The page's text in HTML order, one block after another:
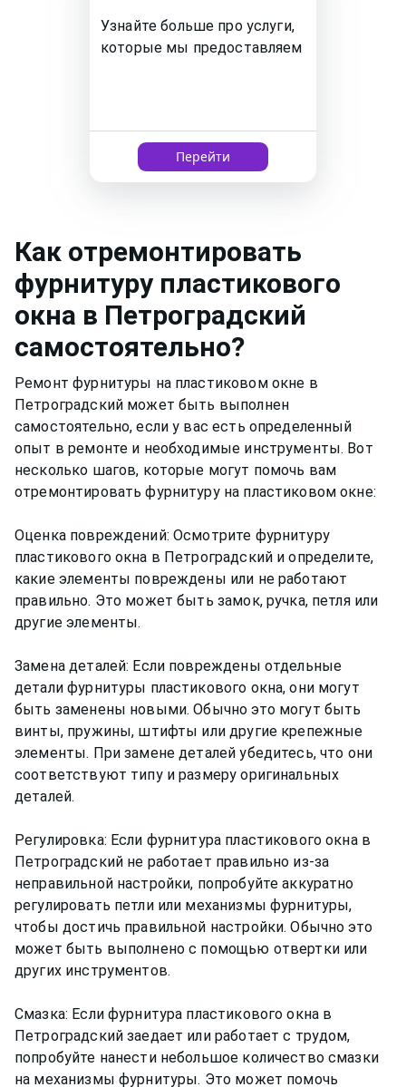
Узнайте больше про услуги,
которые мы предоставляем
Перейти
Как отремонтировать
фурнитуру пластикового
окна в Петроградский
самостоятельно?
Ремонт фурнитуры на пластиковом окне в
Петроградский может быть выполнен
самостоятельно, если у вас есть определенный
опыт в ремонте и необходимые инструменты. Вот
несколько шагов, которые могут помочь вам
отремонтировать фурнитуру на пластиковом окне:
Оценка повреждений: Осмотрите фурнитуру
пластикового окна в Петроградский и определите,
какие элементы повреждены или не работают
правильно. Это может быть замок, ручка, петля или
другие элементы.
Замена деталей: Если повреждены отдельные
детали фурнитуры пластикового окна, они могут
быть заменены новыми. Обычно это могут быть
винты, пружины, штифты или другие крепежные
элементы. При замене деталей убедитесь, что они
соответствуют типу и размеру оригинальных
деталей.
Регулировка: Если фурнитура пластикового окна в
Петроградский не работает правильно из-за
неправильной настройки, попробуйте аккуратно
регулировать петли или механизмы фурнитуры,
чтобы достичь правильной настройки. Обычно это
может быть выполнено с помощью отвертки или
других инструментов.
Смазка: Если фурнитура пластикового окна в
Петроградский заедает или работает с трудом,
попробуйте нанести небольшое количество смазки
на механизмы фурнитуры. Это может помочь